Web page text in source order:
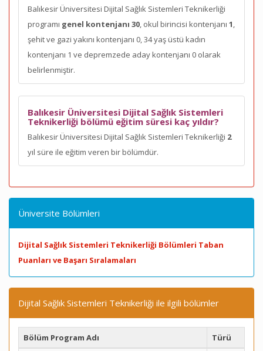
Balıkesir Üniversitesi Dijital Sağlık Sistemleri Teknikerliği
programı genel kontenjanı 30, okul birincisi kontenjanı 1,
şehit ve gazi yakını kontenjanı 0, 34 yaş üstü kadın
kontenjanı 1 ve depremzede aday kontenjanı 0 olarak
belirlenmiştir.
Balıkesir Üniversitesi Dijital Sağlık Sistemleri
Teknikerliği bölümü eğitim süresi kaç yıldır?
Balıkesir Üniversitesi Dijital Sağlık Sistemleri Teknikerliği 2
yıl süre ile eğitim veren bir bölümdür.
Üniversite Bölümleri
Dijital Sağlık Sistemleri Teknikerliği Bölümleri Taban
Puanları ve Başarı Sıralamaları
Dijital Sağlık Sistemleri Teknikerliği ile ilgili bölümler
Bölüm Program Adı Türü